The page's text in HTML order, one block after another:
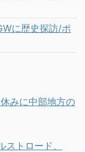
に歴史探訪/ポ
みに中部地方の
トロード、